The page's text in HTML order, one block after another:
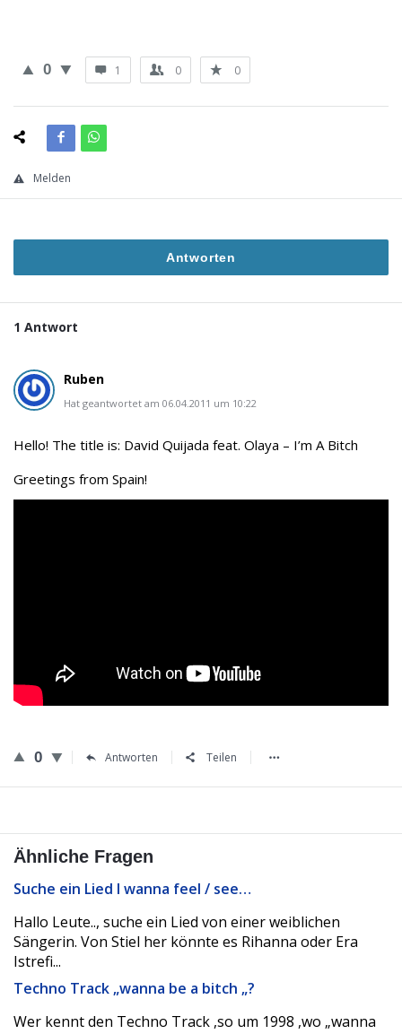
0 1 0 0
Melden
Antworten
1 Antwort
Ruben
Hat geantwortet am 06.04.2011 um 10:22
Hello! The title is: David Quijada feat. Olaya – I’m A Bitch
Greetings from Spain!
0 Antworten Teilen
Ähnliche Fragen
Suche ein Lied I wanna feel / see…
Hallo Leute.., suche ein Lied von einer weiblichen
Sängerin. Von Stiel her könnte es Rihanna oder Era
Istrefi...
Techno Track „wanna be a bitch „?
Wer kennt den Techno Track ,so um 1998 ,wo „wanna